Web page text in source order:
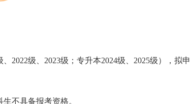
2022级、2023级；专升本2024级、2025级），拟申
不具备报考资格。